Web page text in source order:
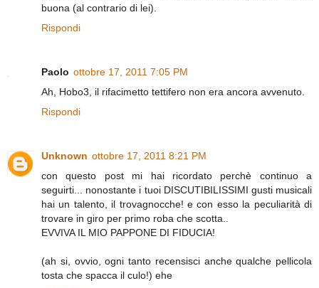
buona (al contrario di lei).
Rispondi
Paolo ottobre 17, 2011 7:05 PM
Ah, Hobo3, il rifacimetto tettifero non era ancora avvenuto.
Rispondi
Unknown ottobre 17, 2011 8:21 PM
con questo post mi hai ricordato perchè continuo a
seguirti... nonostante i tuoi DISCUTIBILISSIMI gusti musicali
hai un talento, il trovagnocche! e con esso la peculiarità di
trovare in giro per primo roba che scotta..
EVVIVA IL MIO PAPPONE DI FIDUCIA!
(ah si, ovvio, ogni tanto recensisci anche qualche pellicola
tosta che spacca il culo!) ehe